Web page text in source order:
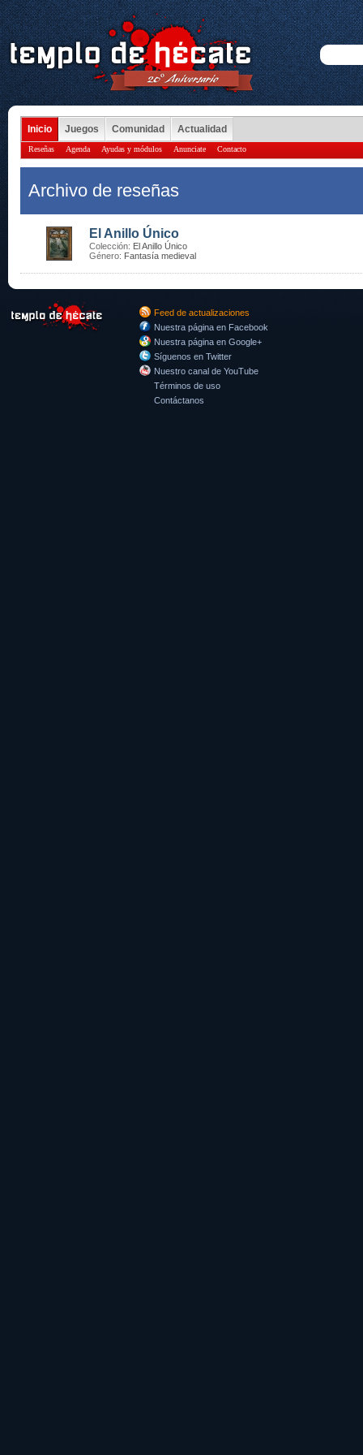
Inicio Juegos Comunidad Actualidad
Reseñas Agenda Ayudas y módulos Anunciate Contacto
Archivo de reseñas
El Anillo Único
Colección: El Anillo Único
Género: Fantasía medieval
Feed de actualizaciones
Nuestra página en Facebook
Nuestra página en Google+
Síguenos en Twitter
Nuestro canal de YouTube
Términos de uso
Contáctanos